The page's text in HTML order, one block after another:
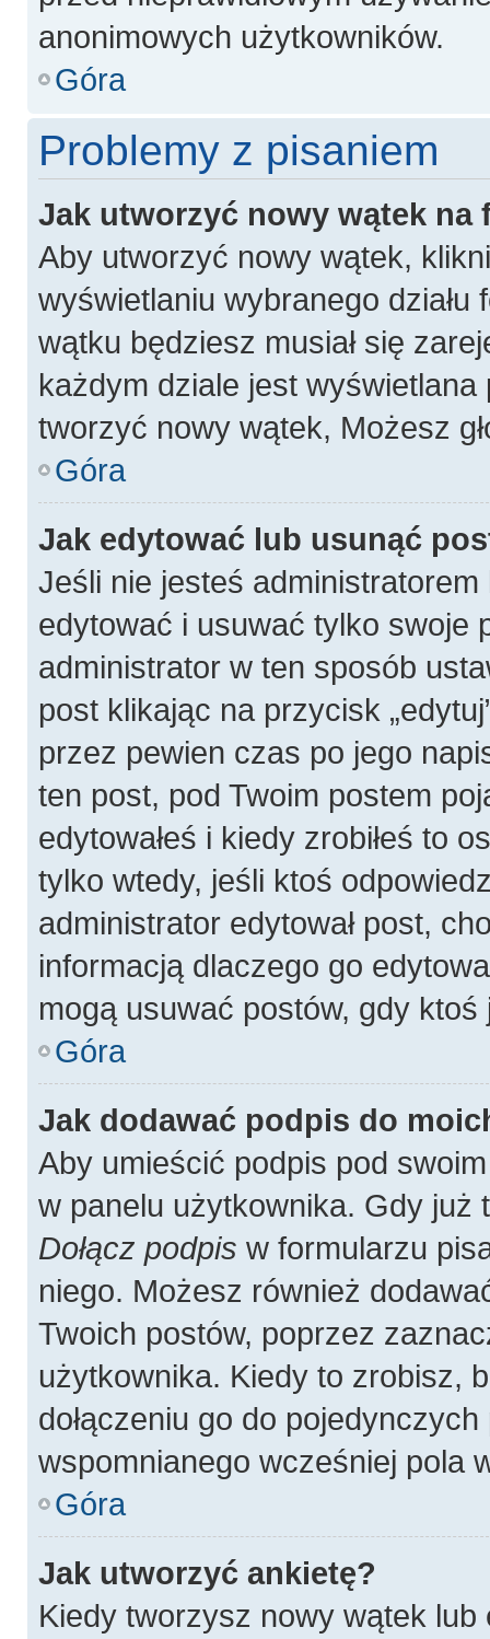
anonimowych użytkowników.
Góra
Problemy z pisaniem
Jak utworzyć nowy wątek na
Aby utworzyć nowy wątek,
wyświetlaniu wybranego
wątku będziesz musiał się
każdym dziale jest wyświetlana
tworzyć nowy wątek, Możesz
Góra
Jak edytować lub usunąć
Jeśli nie jesteś
edytować i usuwać tylko swoje
administrator w ten sposób
post klikając na przycisk
przez pewien czas po jego
ten post, pod Twoim postem
edytowałeś i kiedy zrobiłeś to
tylko wtedy, jeśli ktoś
administrator edytował post,
informacją dlaczego go
mogą usuwać postów, gdy ktoś
Góra
Jak dodawać podpis do
Aby umieścić podpis pod
w panelu użytkownika. Gdy
Dołącz podpis w formularzu
niego. Możesz również
Twoich postów, poprzez
użytkownika. Kiedy to zrobisz,
dołączeniu go do
wspomnianego wcześniej pola
Góra
Jak utworzyć ankietę?
Kiedy tworzysz nowy wątek